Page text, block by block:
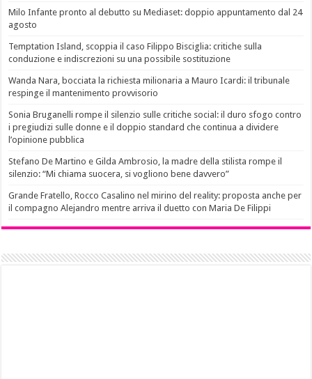
Milo Infante pronto al debutto su Mediaset: doppio appuntamento dal 24
agosto
Temptation Island, scoppia il caso Filippo Bisciglia: critiche sulla
conduzione e indiscrezioni su una possibile sostituzione
Wanda Nara, bocciata la richiesta milionaria a Mauro Icardi: il tribunale
respinge il mantenimento provvisorio
Sonia Bruganelli rompe il silenzio sulle critiche social: il duro sfogo contro
i pregiudizi sulle donne e il doppio standard che continua a dividere
l’opinione pubblica
Stefano De Martino e Gilda Ambrosio, la madre della stilista rompe il
silenzio: “Mi chiama suocera, si vogliono bene davvero”
Grande Fratello, Rocco Casalino nel mirino del reality: proposta anche per
il compagno Alejandro mentre arriva il duetto con Maria De Filippi